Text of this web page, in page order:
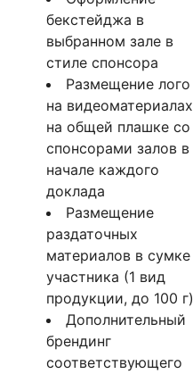
бекстейджа в
выбранном зале в
стиле спонсора
Размещение лого
на видеоматериалах
на общей плашке со
спонсорами залов в
начале каждого
доклада
Размещение
раздаточных
материалов в сумке
участника (1 вид
продукции, до 100 г)
Дополнительный
брендинг
соответствующего